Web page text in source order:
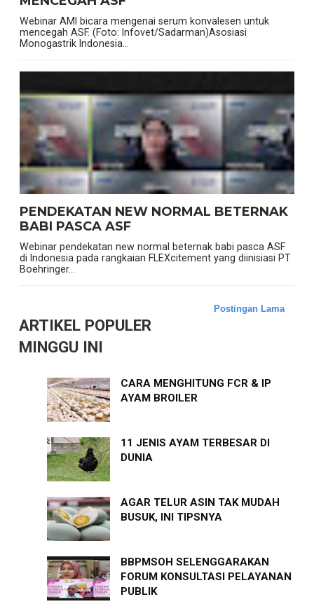
Webinar AMI bicara mengenai serum konvalesen untuk
mencegah ASF. (Foto: Infovet/Sadarman)Asosiasi
Monogastrik Indonesia...
PENDEKATAN NEW NORMAL BETERNAK
BABI PASCA ASF
Webinar pendekatan new normal beternak babi pasca ASF
di Indonesia pada rangkaian FLEXcitement yang diinisiasi PT
Boehringer...
Postingan Lama
ARTIKEL POPULER
MINGGU INI
CARA MENGHITUNG FCR & IP
AYAM BROILER
11 JENIS AYAM TERBESAR DI
DUNIA
AGAR TELUR ASIN TAK MUDAH
BUSUK, INI TIPSNYA
BBPMSOH SELENGGARAKAN
FORUM KONSULTASI PELAYANAN
PUBLIK